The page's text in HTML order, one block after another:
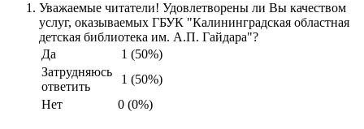
Уважаемые читатели! Удовлетворены ли Вы качеством
услуг, оказываемых ГБУК "Калининградская областная
детская библиотека им. А.П. Гайдара"?
Да
1 (50%)
Затрудняюсь
ответить
1 (50%)
Нет
0 (0%)